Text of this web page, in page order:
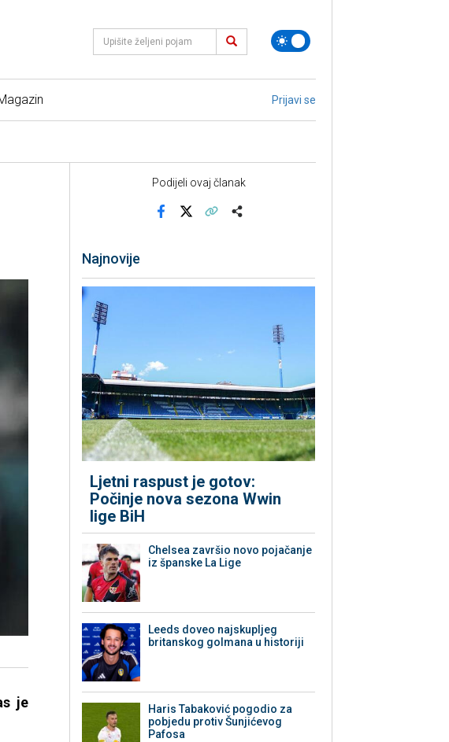
Prijavi se
je
Podijeli ovaj članak
Najnovije
Ljetni raspust je gotov:
Počinje nova sezona Wwin
lige BiH
Chelsea završio novo pojačanje
iz španske La Lige
Leeds doveo najskupljeg
britanskog golmana u historiji
Haris Tabaković pogodio za
pobjedu protiv Šunjićevog
Pafosa